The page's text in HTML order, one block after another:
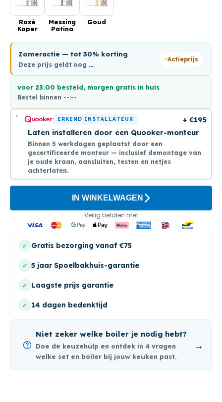
Rosé
Koper
Messing
Patina
Goud
Zomeractie — tot 30% korting
Deze prijs geldt nog …
Actieprijs
voor 23:00 besteld, morgen gratis in huis
Bestel binnen --:--
ERKEND INSTALLATEUR
+ €195
Laten installeren door een Quooker-monteur
Binnen 5 werkdagen geplaatst door een
gecertificeerde monteur — inclusief demontage van
je oude kraan, aansluiten, testen en netjes
achterlaten.
IN WINKELWAGEN
Veilig betalen met
✓ Gratis bezorging vanaf €75
✓ 5 jaar Spoelbakhuis-garantie
✓ Laagste prijs garantie
✓ 14 dagen bedenktijd
Niet zeker welke boiler je nodig hebt?
Doe de keuzehulp en ontdek in 4 vragen
welke set en boiler bij jouw keuken past.
→